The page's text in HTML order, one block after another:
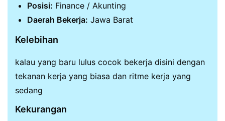
Posisi: Finance / Akunting
Daerah Bekerja: Jawa Barat
Kelebihan
kalau yang baru lulus cocok bekerja disini dengan
tekanan kerja yang biasa dan ritme kerja yang
sedang
Kekurangan